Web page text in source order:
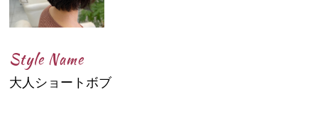
Style Name
大人ショートボブ